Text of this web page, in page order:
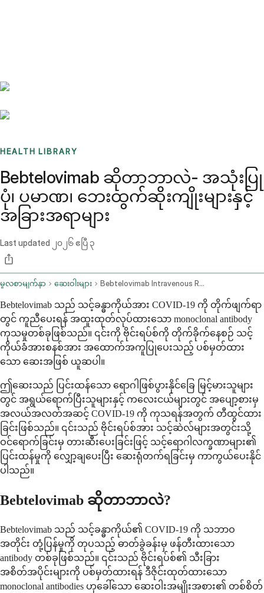
HEALTH LIBRARY
Bebtelovimab ဆိုတာဘာလဲ- အသုံးပြု
ပုံ၊ ပမာဏ၊ ဘေးထွက်ဆိုးကျိုးများနှင့်
အခြားအရာများ
Last updated ၂၀၂၆ ဧပြီ ၃
မူလစာမျက်နှာ ဆေးဝါးများ Bebtelovimab Intravenous Route
Bebtelovimab သည် သင့်ခန္ဓာကိုယ်အား COVID-19 ကို တိုက်ဖျက်ရာ
တွင် ကူညီပေးရန် အထူးထုတ်လုပ်ထားသော monoclonal antibody
ကုသမှုတစ်ခုဖြစ်သည်။ ၎င်းကို ဗိုင်းရပ်စ်ကို တိုက်ခိုက်နေစဉ် သင့်
ကိုယ်ခံအားစနစ်အား အထောက်အကူပြုပေးသည့် ပစ်မှတ်ထား
သော ဆေးအဖြစ် ယူဆပါ။
ဤဆေးသည် ပြင်းထန်သော ရောဂါဖြစ်ပွားနိုင်ခြေ မြင့်မားသူများ
တွင် အရွယ်ရောက်ပြီးသူများနှင့် ကလေးငယ်များတွင် အပျော့စားမှ
အလယ်အလတ်အဆင့် COVID-19 ကို ကုသရန်အတွက် တီထွင်ထား
ခြင်းဖြစ်သည်။ ၎င်းသည် ဗိုင်းရပ်စ်အား သင့်ဆဲလ်များအတွင်းသို့
ဝင်ရောက်ခြင်းမှ တားဆီးပေးခြင်းဖြင့် သင့်ရောဂါလက္ခဏာများ၏
ပြင်းထန်မှုကို လျှော့ချပေးပြီး ဆေးရုံတက်ရခြင်းမှ ကာကွယ်ပေးနိုင်
ပါသည်။
Bebtelovimab ဆိုတာဘာလဲ?
Bebtelovimab သည် သင့်ခန္ဓာကိုယ်၏ COVID-19 ကို သဘာဝ
အတိုင်း တုံ့ပြန်မှုကို တုပသည့် ဓာတ်ခွဲခန်းမှ ဖန်တီးထားသော
antibody တစ်ခုဖြစ်သည်။ ၎င်းသည် ဗိုင်းရပ်စ်၏ သီးခြား
အစိတ်အပိုင်းများကို ပစ်မှတ်ထားရန် ဒီဇိုင်းထုတ်ထားသော
monoclonal antibodies ဟုခေါ်သော ဆေးဝါးအမျိုးအစား၏ တစ်စိတ်